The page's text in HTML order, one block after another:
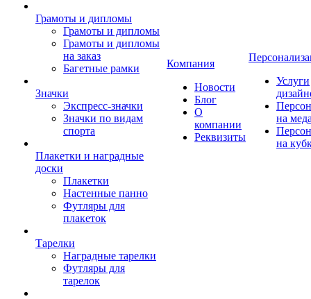
Грамоты и дипломы
Грамоты и дипломы
Грамоты и дипломы
на заказ
Багетные рамки
Значки
Экспресс-значки
Значки по видам
спорта
Плакетки и наградные
доски
Плакетки
Настенные панно
Футляры для
плакеток
Тарелки
Наградные тарелки
Футляры для
тарелок
Компания
Новости
Блог
О
компании
Реквизиты
Услуги
на
на